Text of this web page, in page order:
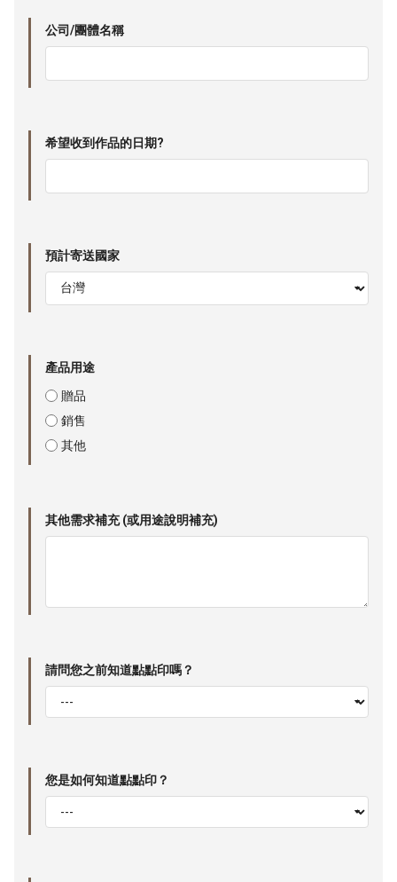
公司/團體名稱
希望收到作品的日期?
預計寄送國家
產品用途
贈品
銷售
其他
其他需求補充 (或用途說明補充)
請問您之前知道點點印嗎？
您是如何知道點點印？